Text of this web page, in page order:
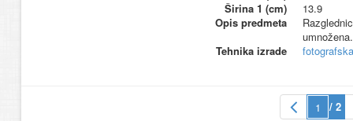
Širina 1 (cm)
13.9
Opis predmeta
umnožena.
Tehnika izrade
fotografska
/ 2